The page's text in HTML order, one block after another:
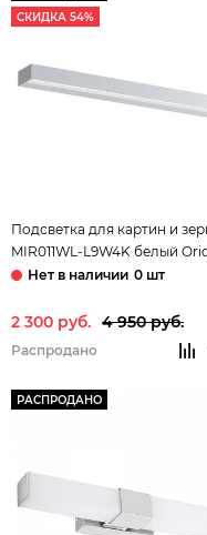
СКИДКА 54%
Подсветка для картин и
MIR011WL-L9W4K белый
Maytoni
0 шт
2 300 руб. 4 950 руб.
Распродано
РАСПРОДАНО